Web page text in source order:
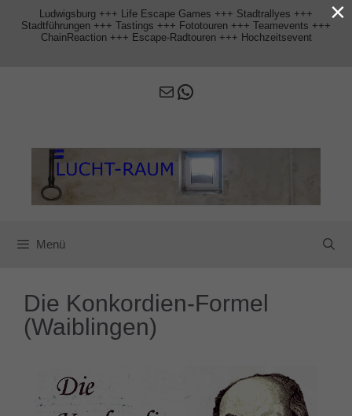
Inhalt
springen
Ludwigsburg +++ Life Escape Games +++ Stadtrallyes +++
Stadtführungen +++ Tastings +++ Fototouren +++ Teamevents +++
ChainReaction +++ Escape-Radtouren +++ Hochzeitsevent
E-MailWhatsApp
Menü
Die Konkordien-Formel
(Waiblingen)
×